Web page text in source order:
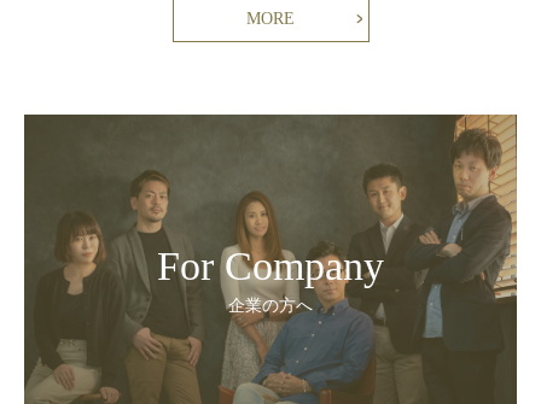
MORE
For Company
企業の方へ